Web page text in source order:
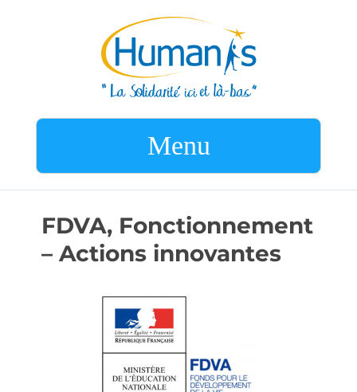
Menu
FDVA, Fonctionnement
– Actions innovantes